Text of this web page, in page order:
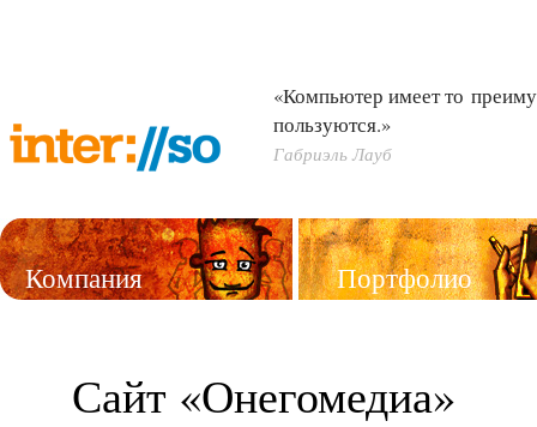
«Компьютер имеет то
пользуются.»
Габриэль Лауб
Компания Портфолио
Сайт «Онегомедиа»